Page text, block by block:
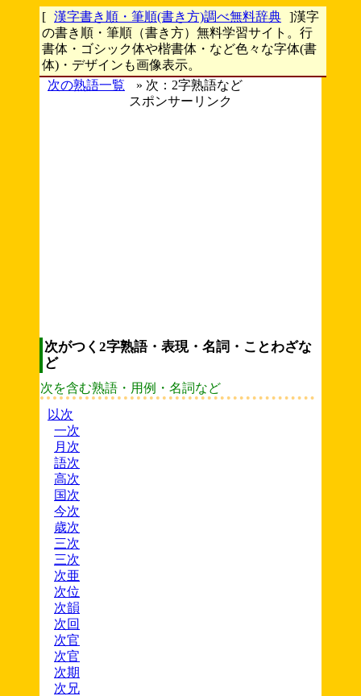
[ 漢字書き順・筆順(書き方)調べ無料辞典 ]漢字
の書き順・筆順（書き方）無料学習サイト。行
書体・ゴシック体や楷書体・など色々な字体(書
体)・デザインも画像表示。
次の熟語一覧
» 次：2字熟語など
スポンサーリンク
次がつく2字熟語・表現・名詞・ことわざな
ど
次を含む熟語・用例・名詞など
以次
一次
月次
語次
高次
国次
今次
歳次
三次
三次
次亜
次位
次韻
次回
次官
次官
次期
次兄